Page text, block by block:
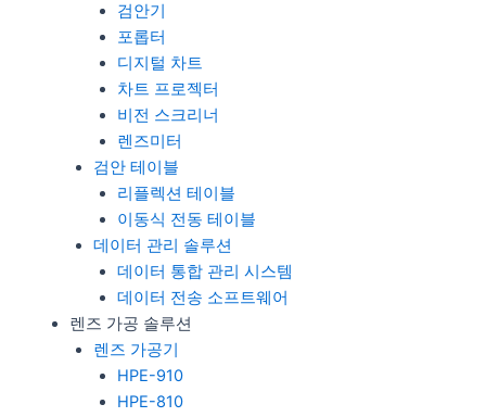
검안기
포롭터
디지털 차트
차트 프로젝터
비전 스크리너
렌즈미터
검안 테이블
리플렉션 테이블
이동식 전동 테이블
데이터 관리 솔루션
데이터 통합 관리 시스템
데이터 전송 소프트웨어
렌즈 가공 솔루션
렌즈 가공기
HPE-910
HPE-810